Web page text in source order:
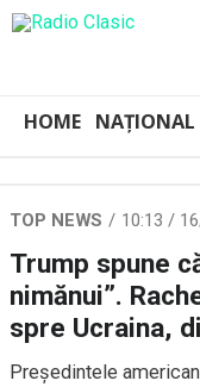
HOME NAȚIONAL
TOP NEWS 10:13 /
Trump spune
nimănui”.
spre Ucraina,
Președintele